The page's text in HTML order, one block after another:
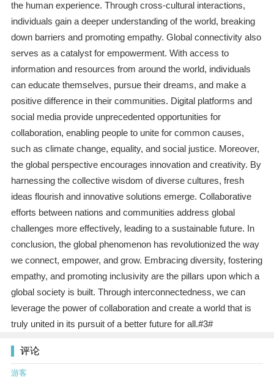
the human experience. Through cross-cultural interactions,
individuals gain a deeper understanding of the world, breaking
down barriers and promoting empathy. Global connectivity also
serves as a catalyst for empowerment. With access to
information and resources from around the world, individuals
can educate themselves, pursue their dreams, and make a
positive difference in their communities. Digital platforms and
social media provide unprecedented opportunities for
collaboration, enabling people to unite for common causes,
such as climate change, equality, and social justice. Moreover,
the global perspective encourages innovation and creativity. By
harnessing the collective wisdom of diverse cultures, fresh
ideas flourish and innovative solutions emerge. Collaborative
efforts between nations and communities address global
challenges more effectively, leading to a sustainable future. In
conclusion, the global phenomenon has revolutionized the way
we connect, empower, and grow. Embracing diversity, fostering
empathy, and promoting inclusivity are the pillars upon which a
global society is built. Through interconnectedness, we can
leverage the power of collaboration and create a world that is
truly united in its pursuit of a better future for all.#3#
评论
游客